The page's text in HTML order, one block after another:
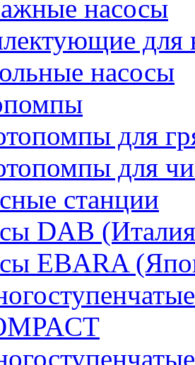
насосы
для
насосы
для
для
станции
DAB
EBARA